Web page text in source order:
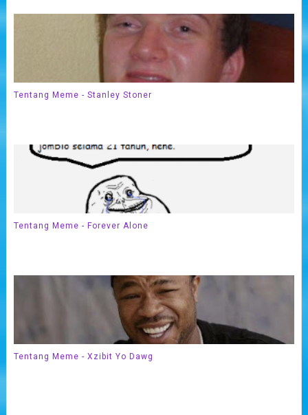
Tentang Meme - Stanley Stoner
Tentang Meme - Forever Alone
Tentang Meme - Xzibit Yo Dawg